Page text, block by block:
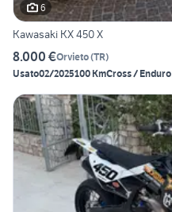
6
Kawasaki KX 450 X
8.000 €Orvieto(TR)
Usato02/2025100 KmCross / Enduro